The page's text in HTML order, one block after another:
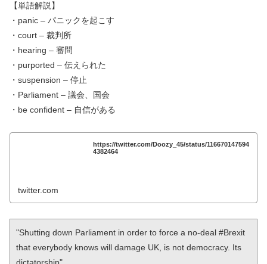
【単語解説】
・panic – パニックを起こす
・court – 裁判所
・hearing – 審問
・purported – 伝えられた
・suspension – 停止
・Parliament – 議会、国会
・be confident – 自信がある
https://twitter.com/Doozy_45/status/116670147594
4382464
twitter.com
"Shutting down Parliament in order to force a no-deal #Brexit
that everybody knows will damage UK, is not democracy. Its
dictatorship"